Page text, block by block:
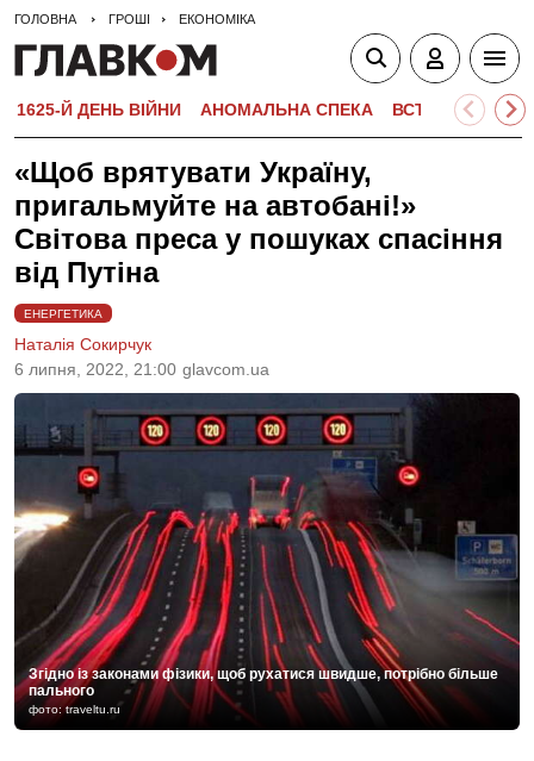
ГОЛОВНА ГРОШІ ЕКОНОМІКА
1625-Й ДЕНЬ ВІЙНИ АНОМАЛЬНА СПЕКА ВСТУПНА
«Щоб врятувати Україну,
пригальмуйте на автобані!»
Світова преса у пошуках спасіння
від Путіна
ЕНЕРГЕТИКА
6 липня, 2022, 21:00 glavcom.ua
Наталія Сокирчук
Згідно із законами фізики, щоб рухатися швидше, потрібно більше
пального
фото: traveltu.ru